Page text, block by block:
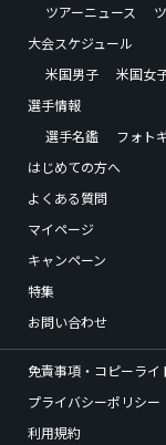
ツアーニュース
大会スケジュール
米国男子
米国女
選手情報
選手名鑑
フォト
はじめての方へ
よくある質問
マイページ
キャンペーン
特集
お問い合わせ
免責事項・コピーライ
プライバシーポリシー
利用規約